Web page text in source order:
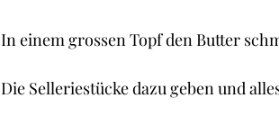
In einem grossen Topf den Butter
Die Selleriestücke dazu geben und